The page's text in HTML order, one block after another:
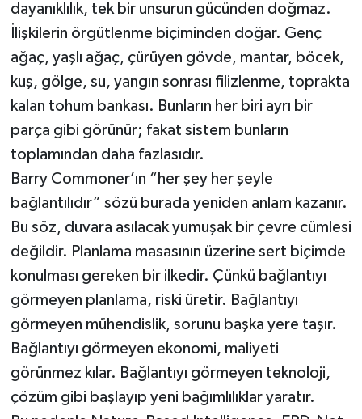
dayanıklılık, tek bir unsurun gücünden doğmaz.
İlişkilerin örgütlenme biçiminden doğar. Genç
ağaç, yaşlı ağaç, çürüyen gövde, mantar, böcek,
kuş, gölge, su, yangın sonrası filizlenme, toprakta
kalan tohum bankası. Bunların her biri ayrı bir
parça gibi görünür; fakat sistem bunların
toplamından daha fazlasıdır.
Barry Commoner’ın “her şey her şeyle
bağlantılıdır” sözü burada yeniden anlam kazanır.
Bu söz, duvara asılacak yumuşak bir çevre cümlesi
değildir. Planlama masasının üzerine sert biçimde
konulması gereken bir ilkedir. Çünkü bağlantıyı
görmeyen planlama, riski üretir. Bağlantıyı
görmeyen mühendislik, sorunu başka yere taşır.
Bağlantıyı görmeyen ekonomi, maliyeti
görünmez kılar. Bağlantıyı görmeyen teknoloji,
çözüm gibi başlayıp yeni bağımlılıklar yaratır.